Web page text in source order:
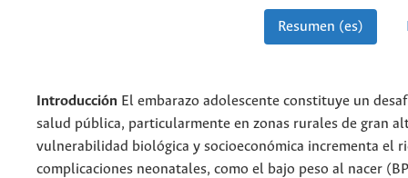
Resumen (es)
Introducción El embarazo adolescente constituye un
salud pública, particularmente en zonas rurales de gran
vulnerabilidad biológica y socioeconómica incrementa el
complicaciones neonatales, como el bajo peso al nacer